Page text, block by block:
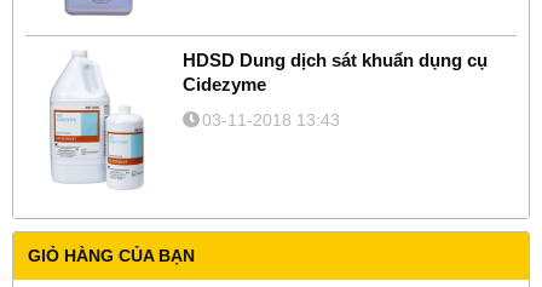
GIỎ HÀNG CỦA BẠN
HDSD Dung dịch sát khuẩn dụng cụ
Cidezyme
03-11-2018 13:43